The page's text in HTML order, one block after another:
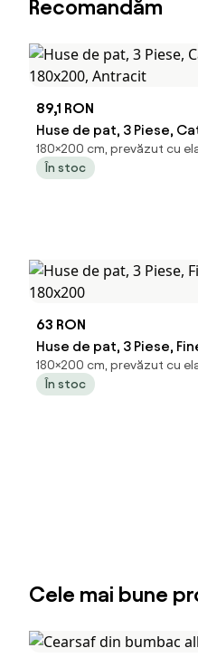
Recomandăm
89,1 RON
Huse de pat, 3 Piese,
180x200, Antracit
180×200 cm, prevăzut cu
În stoc
63 RON
Huse de pat, 3 Piese,
180x200
180×200 cm, prevăzut cu
În stoc
Cele mai bune